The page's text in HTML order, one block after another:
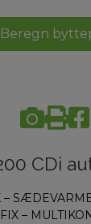
Beregn
CDi
–